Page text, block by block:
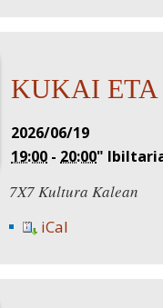
KUKAI ETA
2026/06/19
19:00 - 20:00"
7X7 Kultura Kalean
iCal